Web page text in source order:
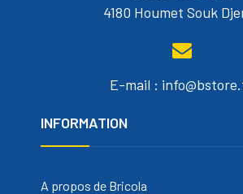
4180 Houmet Souk
E-mail :
INFORMATION
A propos de Bricola